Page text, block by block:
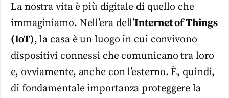
La nostra vita è più digitale di quello che
immaginiamo. Nell’era dell’Internet of Things
(IoT), la casa è un luogo in cui convivono
dispositivi connessi che comunicano tra loro
e, ovviamente, anche con l’esterno. È, quindi,
di fondamentale importanza proteggere la